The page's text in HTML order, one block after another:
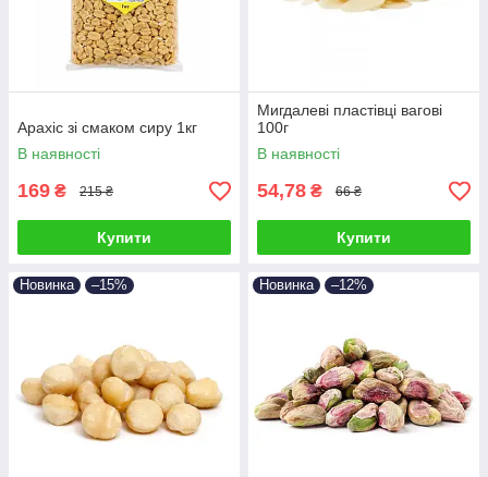
Арахіс зі смаком сиру 1кг
В наявності
169 ₴ 215 ₴
Купити
Мигдалеві пластівці вагові
100г
В наявності
54,78 ₴ 66 ₴
Купити
Новинка –15% Новинка –12%